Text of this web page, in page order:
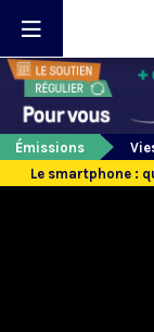
Émissions
Le smartphone :